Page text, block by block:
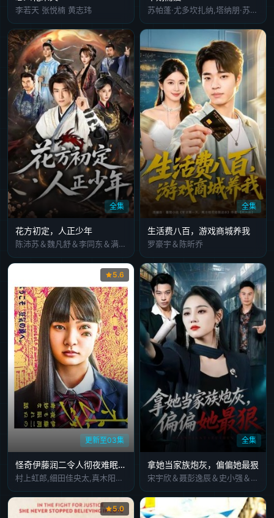
李若天 张悦楠 黄志玮 苏帕蓬·尤多坎扎纳,塔纳朋·苏库潘塔纳汕,皮拉维·塔奇沙鹏,拉塔维·吉沃叻拉,西瓦·詹隆库,南思睿,吉拉提·彭马尼,纳帕·纳·拉侬
全集
花方初定，人正少年
陈沛苏＆魏凡舒＆李同东＆满柠溪＆鲍琳
全集
生活费八百，游戏商城养我
罗豪宇＆陈昕乔
更新至03集
5.6
怪奇伊藤润二令人彻夜难眠的奇异故事
村上虹郎,细田佳央太,真木阳子,圆井湾,坂元爱登,石原良纯,杉田雷麟,中村里帆,樋口日奈,山崎七海,齐藤渚,斋藤润,恒松祐里
全集
拿她当家族炮灰，偏偏她最狠
宋宇欣＆聂彭逸辰＆史小强＆王梓橙
5.0